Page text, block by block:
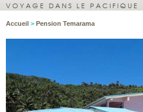
VOYAGE DANS LE PACIFIQUE
Accueil > Pension Temarama